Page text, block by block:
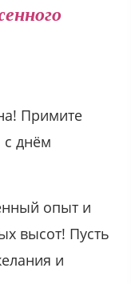
Примите
с днём
опыт и
высот! Пусть
и